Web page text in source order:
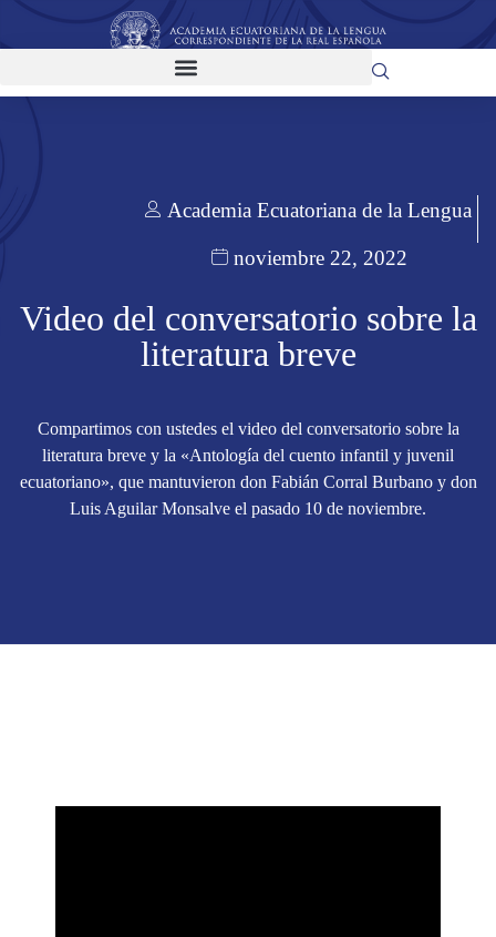
Academia Ecuatoriana de la Lengua
noviembre 22, 2022
Video del conversatorio sobre la
literatura breve
Compartimos con ustedes el video del conversatorio sobre la
literatura breve y la «Antología del cuento infantil y juvenil
ecuatoriano», que mantuvieron don Fabián Corral Burbano y don
Luis Aguilar Monsalve el pasado 10 de noviembre.